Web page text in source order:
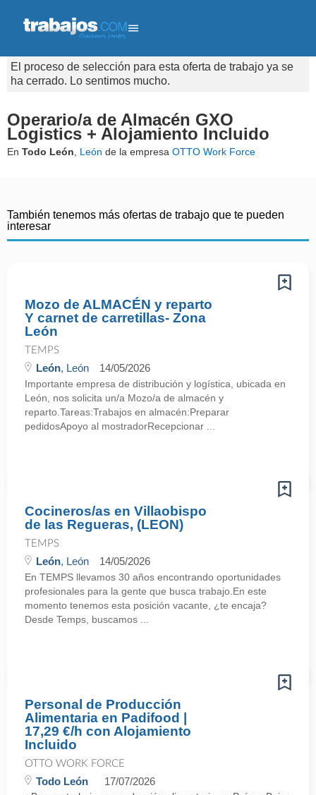
El proceso de selección para esta oferta de trabajo ya se
ha cerrado. Lo sentimos mucho.
Operario/a de Almacén GXO
Logistics + Alojamiento Incluido
En Todo León León de la empresa OTTO Work Force
También tenemos más ofertas de trabajo que te pueden
interesar
Mozo de ALMACÉN y reparto
Y carnet de carretillas- Zona
León
TEMPS
León, León 14/05/2026
Importante empresa de distribución y logística, ubicada en
León, nos solicita un/a Mozo/a de almacén y
reparto.Tareas:Trabajos en almacén:Preparar
pedidosApoyo al mostradorRecepcionar ...
Cocineros/as en Villaobispo
de las Regueras, (LEON)
TEMPS
León, León 14/05/2026
En TEMPS llevamos 30 años encontrando oportunidades
profesionales para la gente que busca trabajo.En este
momento tenemos esta posición vacante, ¿te encaja?
Desde Temps, buscamos ...
Personal de Producción
Alimentaria en Padifood |
17,29 €/h con Alojamiento
Incluido
OTTO WORK FORCE
Todo León 17/07/2026